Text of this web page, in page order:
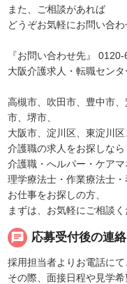
また、ご相談があれば
どうぞお気軽にお問い合わ
『お問い合わせ先』
大阪介護求人・転職センタ
高槻市、吹田市、豊中市
市、堺市、
大阪市、淀川区、東淀川
介護職の求人をお探しなら
介護職・へルパー・ケア
理学療法士・作業療法士
お仕事をお探しの方、
まずは、お気軽にご相談く
chat 応募受付後の連絡
採用担当者よりお電話にて
その際、面接日程や見学